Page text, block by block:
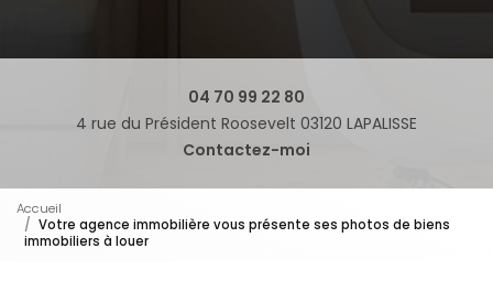
04 70 99 22 80
4 rue du Président Roosevelt 03120 LAPALISSE
Contactez-moi
Accueil
Votre agence immobilière vous présente ses photos de biens
immobiliers à louer